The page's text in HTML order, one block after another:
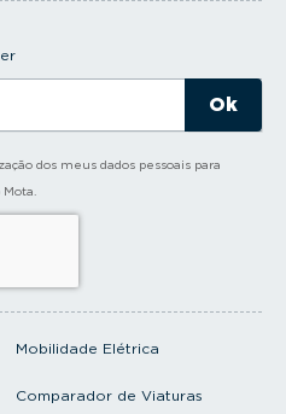
Mobilidade Elétrica
Comparador de Viaturas
dos meus dados pessoais para